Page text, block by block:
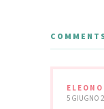
5 GIUGNO